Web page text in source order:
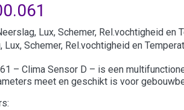
Lux, Schemer, Rel.vochtigheid en
Lux, Schemer, Rel.vochtigheid en
– Clima Sensor D – is een
meet en geschikt is voor